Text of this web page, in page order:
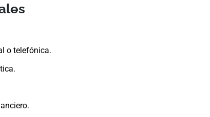
o telefónica.